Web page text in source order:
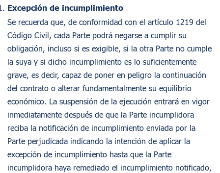
Excepción de incumplimiento
Se recuerda que, de conformidad con el artículo 1219 del
Código Civil, cada Parte podrá negarse a cumplir su
obligación, incluso si es exigible, si la otra Parte no cumple
la suya y si dicho incumplimiento es lo suficientemente
grave, es decir, capaz de poner en peligro la continuación
del contrato o alterar fundamentalmente su equilibrio
económico. La suspensión de la ejecución entrará en vigor
inmediatamente después de que la Parte incumplidora
reciba la notificación de incumplimiento enviada por la
Parte perjudicada indicando la intención de aplicar la
excepción de incumplimiento hasta que la Parte
incumplidora haya remediado el incumplimiento notificado,